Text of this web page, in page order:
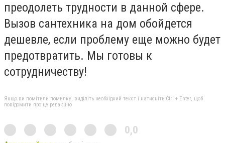
преодолеть трудности в данной сфере.
Вызов сантехника на дом обойдется
дешевле, если проблему еще можно будет
предотвратить. Мы готовы к
сотрудничеству!
Якщо ви помітили помилку, виділіть необхідний текст і натисніть Ctrl + Enter, щоб
повідомити про це редакцію
0,0